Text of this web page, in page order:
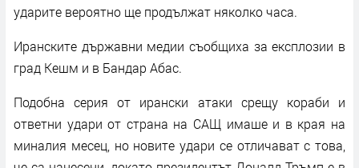
ударите вероятно ще продължат няколко часа.
Иранските държавни медии съобщиха за експлозии в
град Кешм и в Бандар Абас.
Подобна серия от ирански атаки срещу кораби и
ответни удари от страна на САЩ имаше и в края на
миналия месец, но новите удари се отличават с това,